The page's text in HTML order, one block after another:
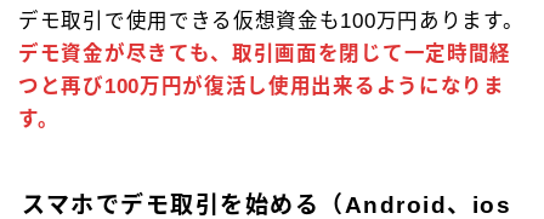
デモ取引で使用できる仮想資金も100万円あります。
デモ資金が尽きても、取引画面を閉じて一定時間経
つと再び100万円が復活し使用出来るようになりま
す。
スマホでデモ取引を始める（Android、ios